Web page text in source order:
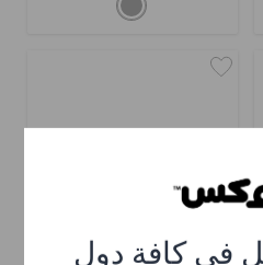
في كافة دول